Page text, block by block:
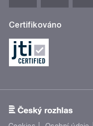
Certifikováno